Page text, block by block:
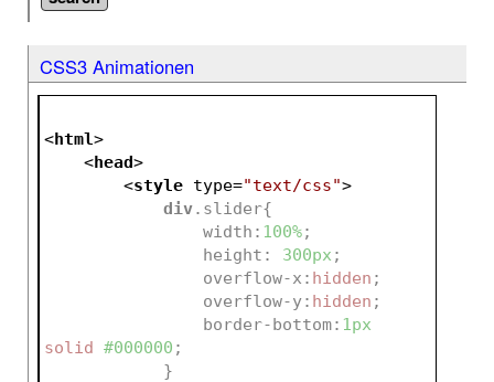
CSS3 Animationen
<html>
<head>
<style type="text/css">
div.slider{
width : 100%;
height : 300px ;
overflow-x : hidden ;
overflow-y: hidden ;
border-bottom: 1px
solid #000000 ;
            }